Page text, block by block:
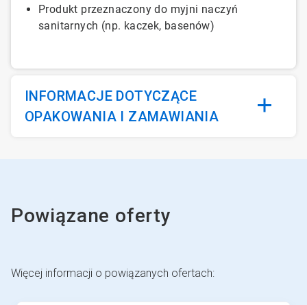
Produkt przeznaczony do myjni naczyń
sanitarnych (np. kaczek, basenów)
INFORMACJE DOTYCZĄCE
OPAKOWANIA I ZAMAWIANIA
Powiązane oferty
Więcej informacji o powiązanych ofertach:
To